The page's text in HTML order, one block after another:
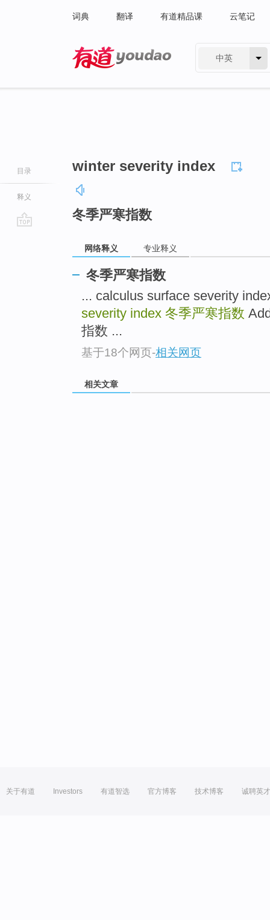
词典 翻译 有道精品课 云笔记
中英
目录
释义
winter severity index
冬季严寒指数
网络释义 专业释义
冬季严寒指数
... calculus surface severity
severity index 冬季严寒指数
指数 ...
基于18个网页-相关网页
相关文章
关于有道 Investors 有道智选 官方博客 技术博客 诚聘英才